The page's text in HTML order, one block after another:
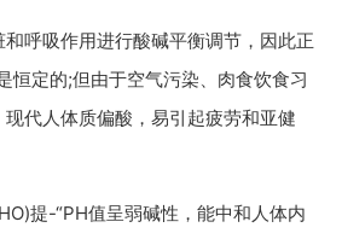
呼吸作用进行酸碱平衡调节，因此正
恒定的;但由于空气污染、肉食饮食习
代人体质偏酸，易引起疲劳和亚健
提-“PH值呈弱碱性，能中和人体内